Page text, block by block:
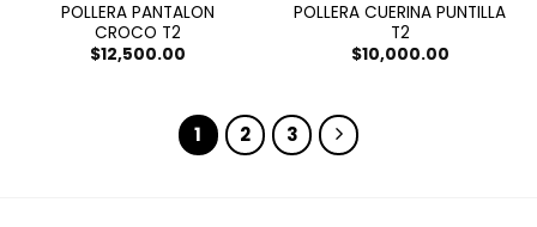
POLLERA PANTALON
CROCO T2
$12,500.00
POLLERA CUERINA PUNTILLA
T2
$10,000.00
1 2 3